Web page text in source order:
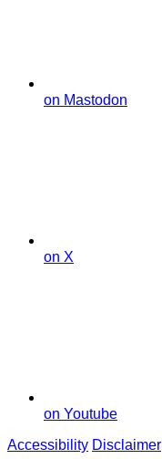
on Mastodon
on X
on Youtube
Accessibility Disclaimer